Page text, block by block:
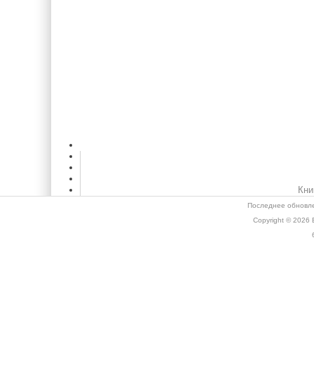
Последнее
Copyright © 2026